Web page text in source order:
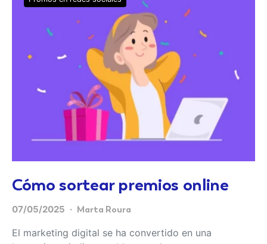
Cómo sortear premios online
07/05/2025 Marta Roura
El marketing digital se ha convertido en una